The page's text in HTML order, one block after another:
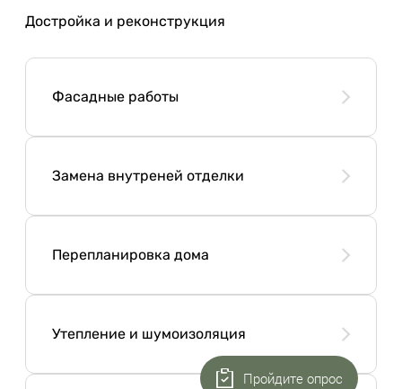
Достройка и реконструкция
Фасадные работы
Замена внутреней отделки
Перепланировка дома
Утепление и шумоизоляция
Пройдите опрос